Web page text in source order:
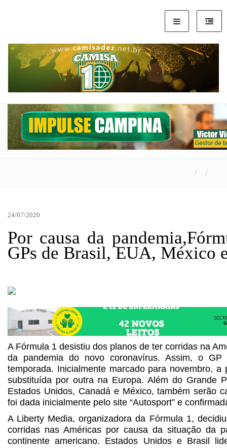
24/07/2020
Por causa da
GPs de Brasil, EUA, México
A Fórmula 1 desistiu dos planos de ter corridas na
da pandemia do novo coronavírus. Assim, o
temporada. Inicialmente marcado para novembro, a
substituída por outra na Europa. Além do Grande
Estados Unidos, Canadá e México, também serão
foi dada inicialmente pelo site “Autosport” e
A Liberty Media, organizadora da Fórmula 1,
corridas nas Américas por causa da situação da
continente americano. Estados Unidos e Brasil